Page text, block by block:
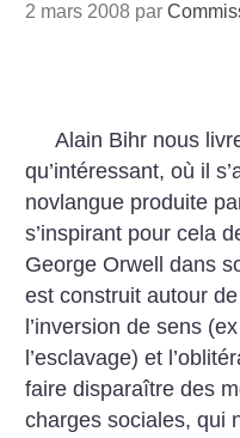
2 mars 2008 par
Alain Bihr nous
qu’intéressant, où il
novlangue produite
s’inspirant pour cela
George Orwell dans
est construit autour
l’inversion de sens
l’esclavage) et
faire disparaître des
charges sociales, qui